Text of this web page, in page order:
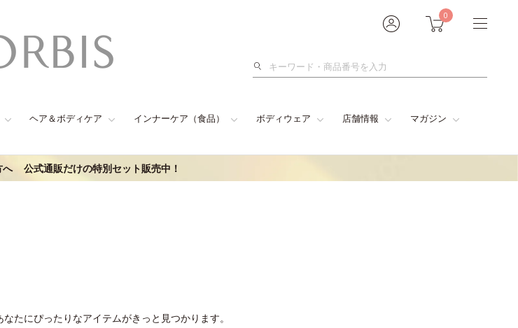
0
検
ヘア＆ボディケア インナーケア（食品） ボディウェア 店舗情報 マガジン
へ 公式通販だけの特別セット販売中！
たにぴったりなアイテムがきっと見つかります。